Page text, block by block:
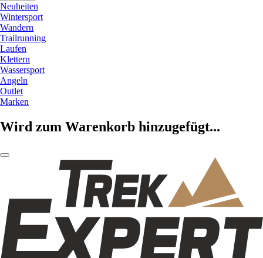
Neuheiten
Wintersport
Wandern
Trailrunning
Laufen
Klettern
Wassersport
Angeln
Outlet
Marken
Wird zum Warenkorb hinzugefügt...